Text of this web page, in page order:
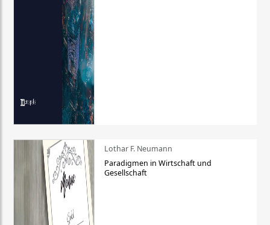
Lothar F. Neumann
Paradigmen in Wirtschaft und
Gesellschaft